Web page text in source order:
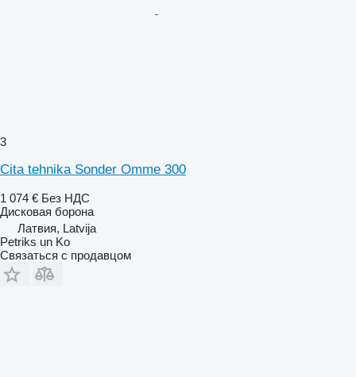
3
Cita tehnika Sonder Omme 300
1 074 € Без НДС
Дисковая борона
Латвия, Latvija
Petriks un Ko
Связаться с продавцом